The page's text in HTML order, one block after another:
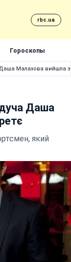
rbc.ua
Гороскопы
Малахова вийшла
Даша
який